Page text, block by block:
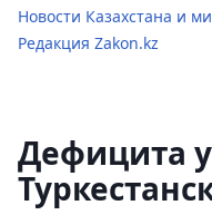
Новости Казахстана и
Редакция Zakon.kz
Дефицита